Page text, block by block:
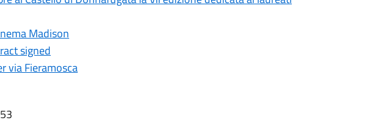
Madison
signed
via Fieramosca